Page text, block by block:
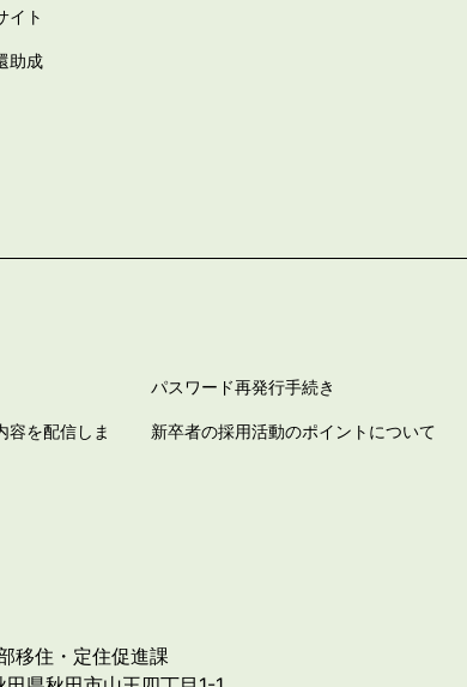
イト
助成
パスワード再発行手続き
容を配信しま
新卒者の採用活動のポイントについて
移住・定住促進課